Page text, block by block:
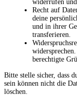
widerrufen
Recht auf
deine
und in ihrer
transferieren.
berechtigte
Bitte stelle sicher, dass
sein können nicht die
löschen.